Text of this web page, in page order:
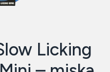
Licking